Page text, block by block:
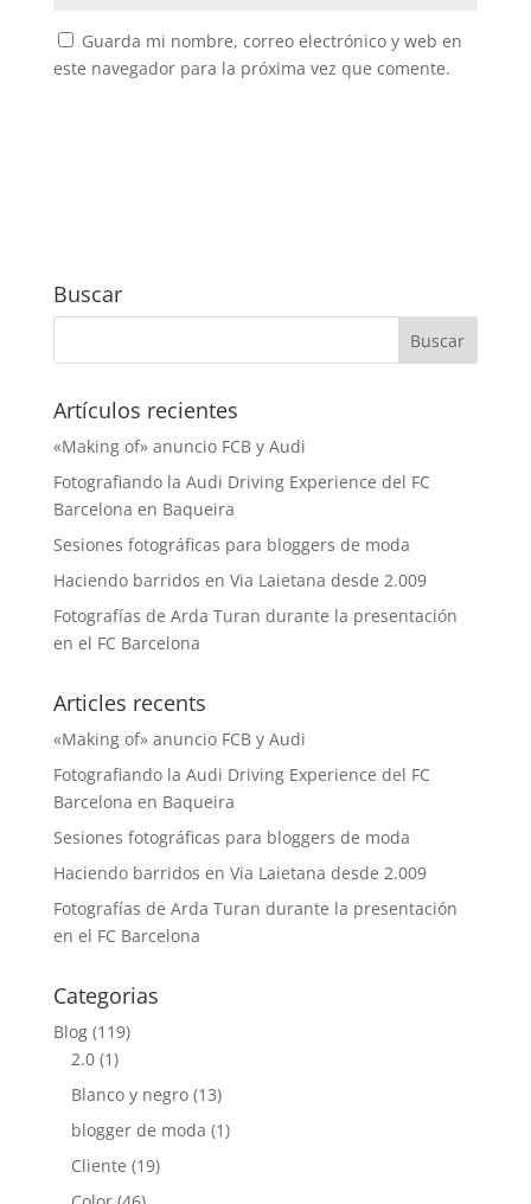
Guarda mi nombre, correo electrónico y web en
este navegador para la próxima vez que comente.
Buscar
Artículos recientes
«Making of» anuncio FCB y Audi
Fotografiando la Audi Driving Experience del FC
Barcelona en Baqueira
Sesiones fotográficas para bloggers de moda
Haciendo barridos en Via Laietana desde 2.009
Fotografías de Arda Turan durante la presentación
en el FC Barcelona
Articles recents
«Making of» anuncio FCB y Audi
Fotografiando la Audi Driving Experience del FC
Barcelona en Baqueira
Sesiones fotográficas para bloggers de moda
Haciendo barridos en Via Laietana desde 2.009
Fotografías de Arda Turan durante la presentación
en el FC Barcelona
Categorias
Blog(119)
2.0(1)
Blanco y negro(13)
blogger de moda (1)
Cliente (19)